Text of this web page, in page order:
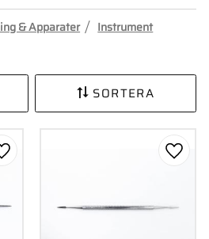
& Apparater
Instrument
SORTERA
Lägg till i favoriter Lägg